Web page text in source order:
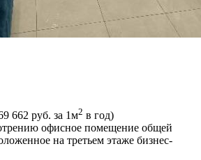
662 руб. за 1м2 в год)
офисное помещение общей
на третьем этаже бизнес-